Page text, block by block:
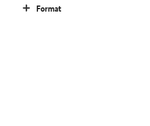
Format